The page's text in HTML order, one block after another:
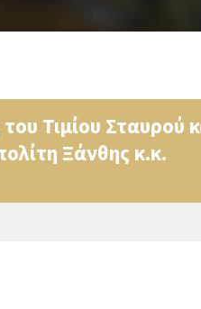
Τιμίου Σταυρού
Ξάνθης κ.κ.